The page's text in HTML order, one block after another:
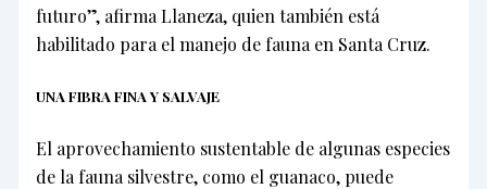
futuro”, afirma Llaneza, quien también está
habilitado para el manejo de fauna en Santa Cruz.
UNA FIBRA FINA Y SALVAJE
El aprovechamiento sustentable de algunas especies
de la fauna silvestre, como el guanaco, puede